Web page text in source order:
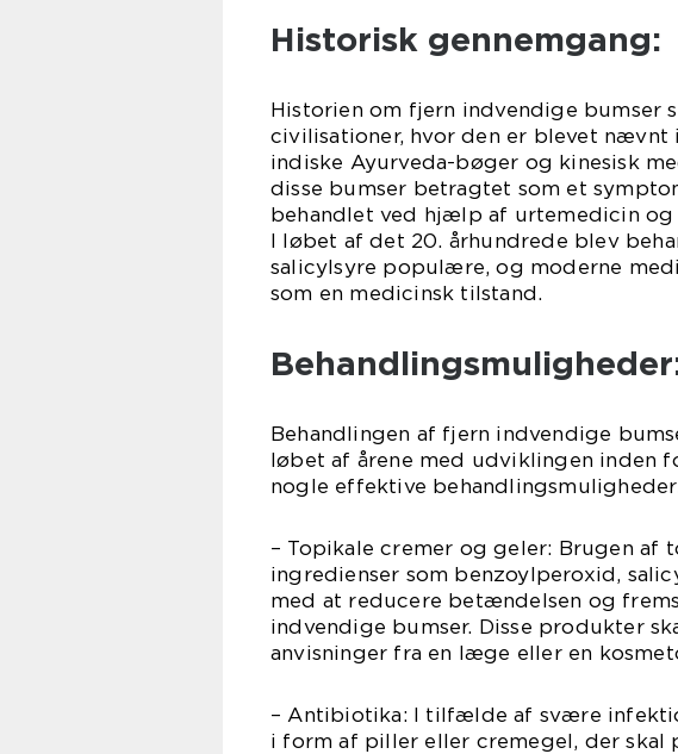
Historisk gennemgang:
Historien om fjern indvendige
civilisationer, hvor den er blevet nævnt
indiske Ayurveda-bøger og kinesisk
disse bumser betragtet som et
behandlet ved hjælp af urtemedicin
I løbet af det 20. århundrede blev
salicylsyre populære, og moderne
som en medicinsk tilstand.
Behandlingen af fjern indvendige
løbet af årene med udviklingen inden
nogle effektive
– Topikale cremer og geler: Brugen
ingredienser som benzoylperoxid,
med at reducere betændelsen og
indvendige bumser. Disse produkter
anvisninger fra en læge eller en
– Antibiotika: I tilfælde af svære
i form af piller eller cremegel, der skal